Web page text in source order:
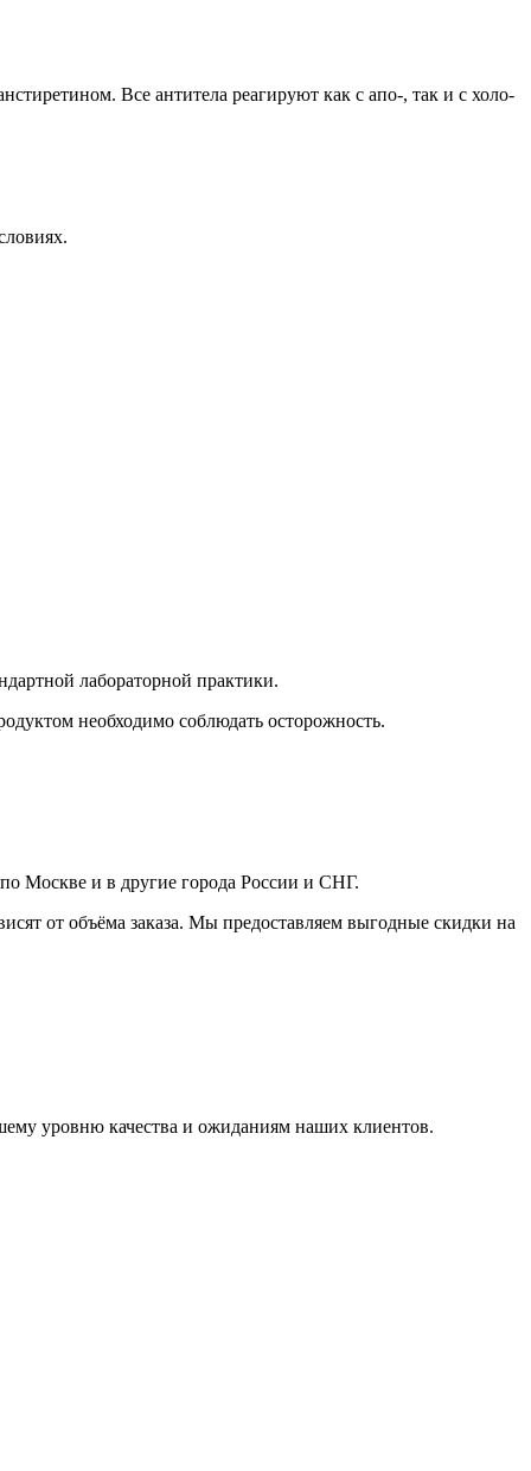
Все антитела реагируют как с апо-, так и с холо-
лабораторной практики.
необходимо соблюдать осторожность.
Москве и в другие города России и СНГ.
от объёма заказа. Мы предоставляем выгодные скидки на
уровню качества и ожиданиям наших клиентов.